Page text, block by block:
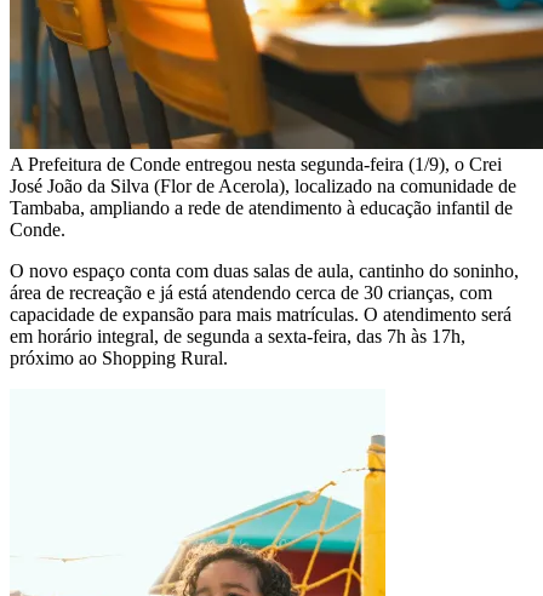
A Prefeitura de Conde entregou nesta segunda-feira (1/9), o Crei
José João da Silva (Flor de Acerola), localizado na comunidade de
Tambaba, ampliando a rede de atendimento à educação infantil de
Conde.
O novo espaço conta com duas salas de aula, cantinho do soninho,
área de recreação e já está atendendo cerca de 30 crianças, com
capacidade de expansão para mais matrículas. O atendimento será
em horário integral, de segunda a sexta-feira, das 7h às 17h,
próximo ao Shopping Rural.